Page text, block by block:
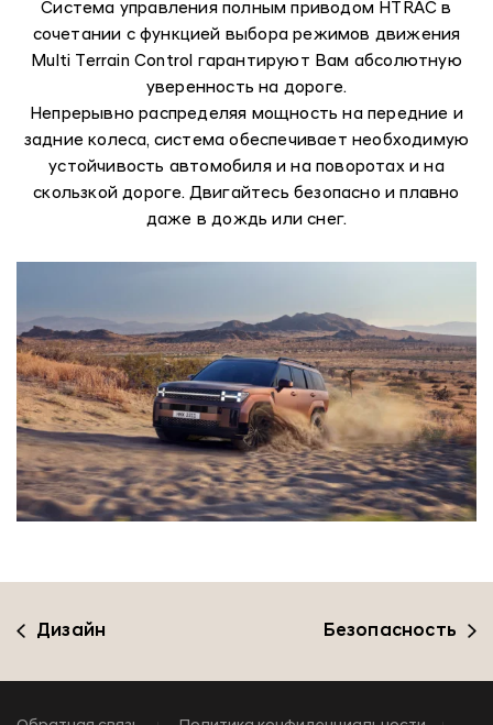
Система управления полным приводом HTRAC в
сочетании c функцией выбора режимов движения
Multi Terrain Control гарантируют Вам абсолютную
уверенность на дороге.
Непрерывно распределяя мощность на передние и
задние колеса, система обеспечивает необходимую
устойчивость автомобиля и на поворотах и на
скользкой дороге. Двигайтесь безопасно и плавно
даже в дождь или снег.
Дизайн Безопасность